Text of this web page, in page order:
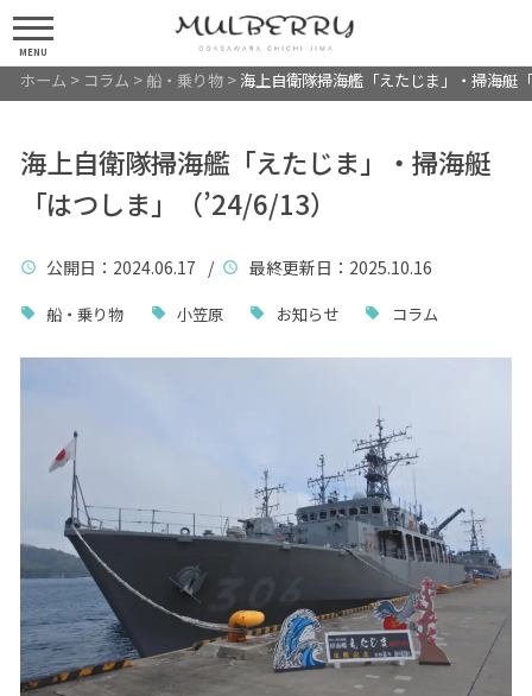
MENU
ホーム > コラム >船・乗り物> 海上自衛隊掃海艦「えたじま」・掃海艇
海上自衛隊掃海艦「えたじま」・掃海艇
「はつしま」（’24/6/13）
公開日 ：2024.06.17 / 最終更新日 ：2025.10.16
船・乗り物 小笠原 お知らせ コラム